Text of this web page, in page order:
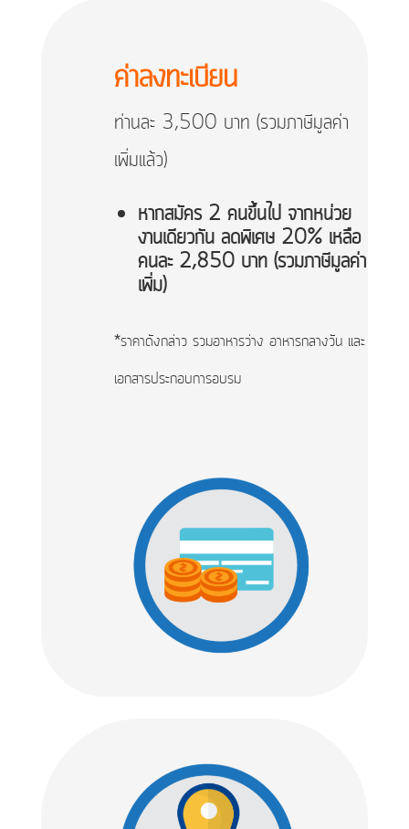
ค่าลงทะเบียน
ท่านละ 3,500 บาท (รวมภาษีมูลค่า
เพิ่มแล้ว)
หากสมัคร 2 คนขึ้นไป จากหน่วย
งานเดียวกัน ลดพิเศษ 20% เหลือ
คนละ 2,850 บาท (รวมภาษีมูลค่า
เพิ่ม)
*ราคาดังกล่าว รวมอาหารว่าง อาหารกลางวัน และ
เอกสารประกอบการอบรม